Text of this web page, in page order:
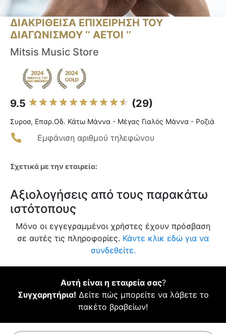
ΔΙΑΚΡΙΘΕΙΣΑ ΕΠΙΧΕΙΡΗΣΗ ΤΟΥ
ΔΙΑΓΩΝΙΣΜΟΥ ‘’ ΑΕΤΟΙ ‘’
Mitsis Music Store
9.5 (29)
Συροσ, Επαρ.Οδ. Κάτω Μάννα - Μέγας Γιαλός Μάννα - Ροζιά
Εμφάνιση αριθμού τηλεφώνου
Σχετικά με την εταιρεία:
Αξιολογήσεις από τους παρακάτω
ιστότοπους
Μόνο οι εγγεγραμμένοι χρήστες έχουν πρόσβαση
σε αυτές τις πληροφορίες. Κάντε κλικ εδώ για να
συνδεθείτε.
Αυτή είναι η εταιρεία σας?
Συγχαρητήρια! Δείτε πώς μπορείτε να λάβετε το
πακέτο βραβείων!